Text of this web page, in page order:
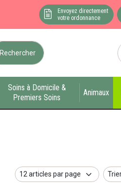
Envoyez directement
votre ordonnance
Rechercher
Soins à Domicile &
Premiers Soins
Animaux